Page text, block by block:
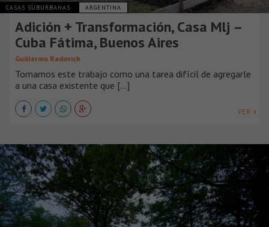
CASAS SUBURBANAS ARGENTINA
Adición + Transformación, Casa Mlj –
Cuba Fátima, Buenos Aires
Guillermo Radovich
Tomamos este trabajo como una tarea difícil de agregarle
a una casa existente que [...]
VER +